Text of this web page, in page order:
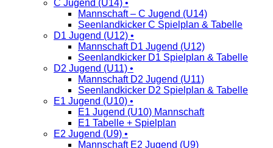
C Jugend (U14) •
Mannschaft – C Jugend (U14)
Seenlandkicker C Spielplan & Tabelle
D1 Jugend (U12) •
Mannschaft D1 Jugend (U12)
Seenlandkicker D1 Spielplan & Tabelle
D2 Jugend (U11) •
Mannschaft D2 Jugend (U11)
Seenlandkicker D2 Spielplan & Tabelle
E1 Jugend (U10) •
E1 Jugend (U10) Mannschaft
E1 Tabelle + Spielplan
E2 Jugend (U9) •
Mannschaft E2 Jugend (U9)